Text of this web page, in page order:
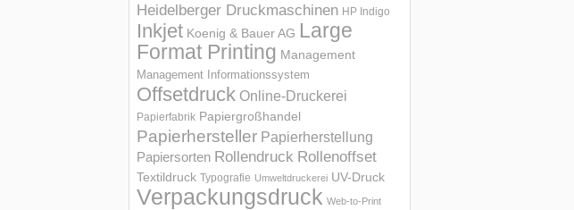
Heidelberger Druckmaschinen HP Indigo
Inkjet Koenig & Bauer AG Large
Format Printing Management
Management Informations­system
Offsetdruck Online-Druckerei
Papierfabrik Papiergroßhandel
Papierhersteller Papierherstellung
Papiersorten Rollendruck Rollenoffset
Textildruck Typografie Umweltdruckerei UV-Druck
Verpackungsdruck Web-to-Print